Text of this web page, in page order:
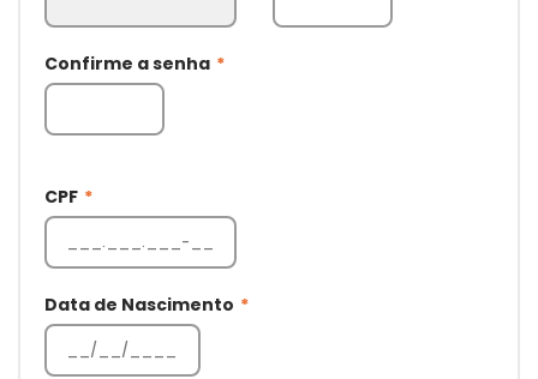
Confirme a senha *
CPF *
Data de Nascimento *